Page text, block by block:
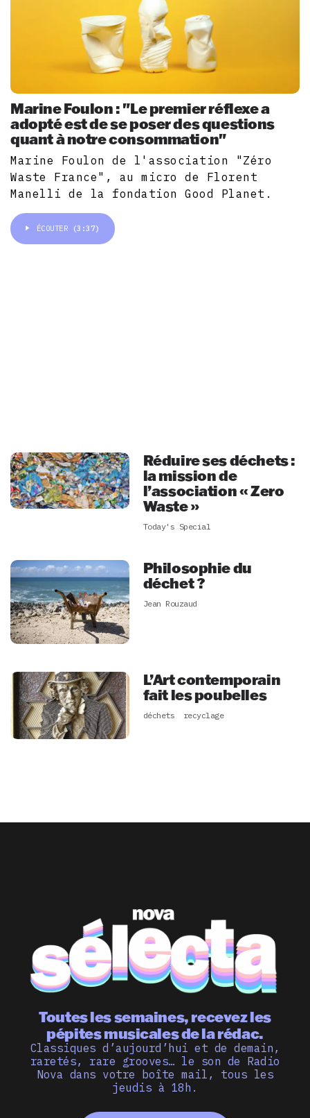
Marine Foulon : "Le premier réflexe a
adopté est de se poser des questions
quant à notre consommation"
Marine Foulon de l'association "Zéro
Waste France", au micro de Florent
Manelli de la fondation Good Planet.
ÉCOUTER (3:37)
Réduire ses déchets :
la mission de
l’association « Zero
Waste »
Today's Special
Philosophie du
déchet ?
Jean Rouzaud
L’Art contemporain
fait les poubelles
déchets recyclage
Toutes les semaines, recevez les
pépites musicales de la rédac.
Classiques d’aujourd’hui et de demain,
raretés, rare grooves… le son de Radio
Nova dans votre boîte mail, tous les
jeudis à 18h.